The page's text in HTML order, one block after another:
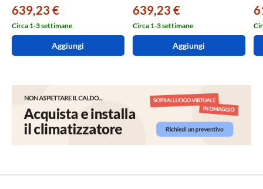
639,23 €
Circa 1-3 settimane
Aggiungi
639,23 €
Circa 1-3 settimane
Aggiungi